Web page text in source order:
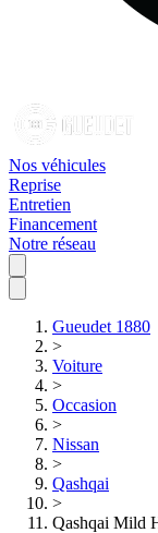
Nos véhicules
Reprise
Entretien
Financement
Notre réseau
Gueudet 1880
>
Voiture
>
Occasion
>
Nissan
>
Qashqai
>
Qashqai Mild